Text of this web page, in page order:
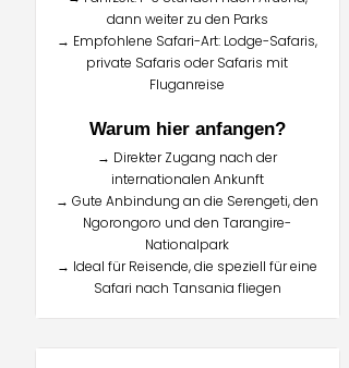
dann weiter zu den Parks
→ Empfohlene Safari-Art: Lodge-Safaris,
private Safaris oder Safaris mit
Fluganreise
Warum hier anfangen?
→ Direkter Zugang nach der
internationalen Ankunft
→ Gute Anbindung an die Serengeti, den
Ngorongoro und den Tarangire-
Nationalpark
→ Ideal für Reisende, die speziell für eine
Safari nach Tansania fliegen